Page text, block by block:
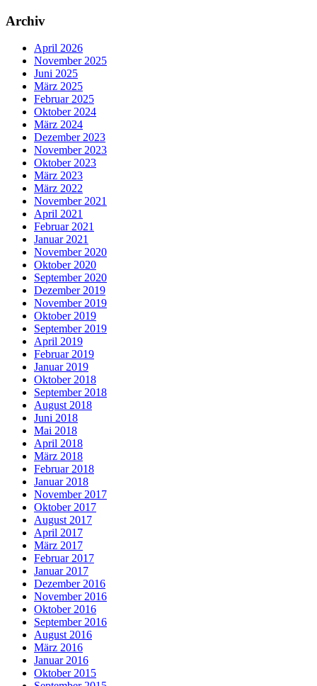
Archiv
April 2026
November 2025
Juni 2025
März 2025
Februar 2025
Oktober 2024
März 2024
Dezember 2023
November 2023
Oktober 2023
März 2023
März 2022
November 2021
April 2021
Februar 2021
Januar 2021
November 2020
Oktober 2020
September 2020
Dezember 2019
November 2019
Oktober 2019
September 2019
April 2019
Februar 2019
Januar 2019
Oktober 2018
September 2018
August 2018
Juni 2018
Mai 2018
April 2018
März 2018
Februar 2018
Januar 2018
November 2017
Oktober 2017
August 2017
April 2017
März 2017
Februar 2017
Januar 2017
Dezember 2016
November 2016
Oktober 2016
September 2016
August 2016
März 2016
Januar 2016
Oktober 2015